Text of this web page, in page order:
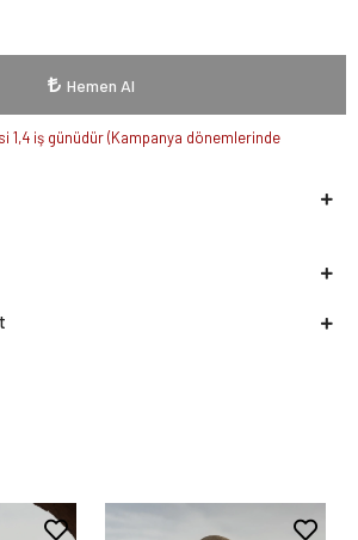
Hemen Al
1,4 iş günüdür (Kampanya dönemlerinde